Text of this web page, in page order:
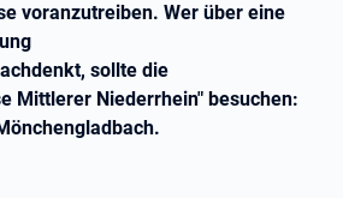
voranzutreiben. Wer über eine
sollte die
Mittlerer Niederrhein" besuchen: